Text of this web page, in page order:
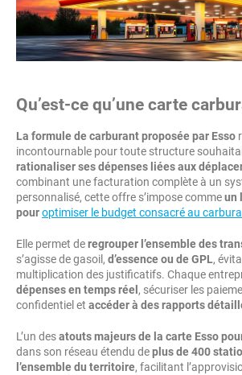
Qu’est-ce qu’une carte
La formule de carburant proposée par Esso
incontournable pour toute structure
rationaliser ses dépenses liées aux
combinant une facturation complète à un
personnalisé, cette offre s’impose commeun
pouroptimiser le budget consacré au
Elle permet deregrouper l’ensemble des
s’agisse de gasoil, d’essence ou de GPL,
multiplication des justificatifs. Chaque
dépenses en temps réel , sécuriser les
confidentiel et accéder à des rapports
L’un desatouts majeurs de la carte Esso
dans son réseau étendu deplus de 400
l’ensemble du territoire, facilitant